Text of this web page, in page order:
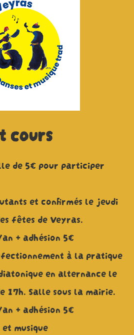
cours
de 5€ pour participer
et confirmés le jeudi
fêtes de Veyras.
+ adhésion 5€
à la pratique
en alternance le
17h. Salle sous la mairie.
+ adhésion 5€
musique